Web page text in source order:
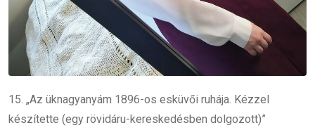
15. „Az üknagyanyám 1896-os esküvői ruhája. Kézzel
készítette (egy rövidáru-kereskedésben dolgozott)”